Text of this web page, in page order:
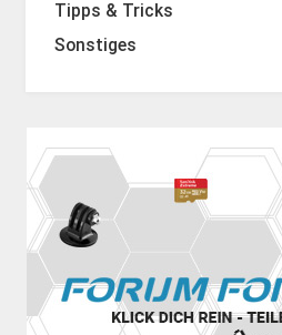
Tipps & Tricks
Sonstiges